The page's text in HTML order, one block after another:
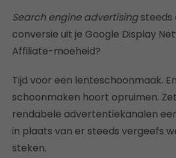
Search engine advertisingsteeds
conversie uit je Google Display
Affiliate-moeheid?
Tijd voor een lenteschoonmaak.
schoonmaken hoort opruimen.
rendabele advertentiekanalen
in plaats van er steeds vergeefs
steken.